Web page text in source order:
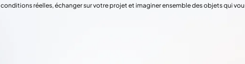
conditions réelles, échanger sur votre projet et imaginer ensemble des objets qui